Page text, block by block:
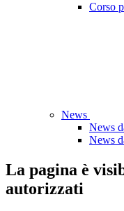
Corso
News
News
News
La pagina è
autorizzati